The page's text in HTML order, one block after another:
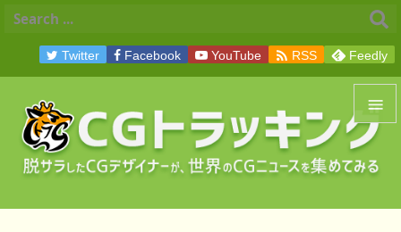


メニュ
Twitter Facebook YouTube  RSS Feedly